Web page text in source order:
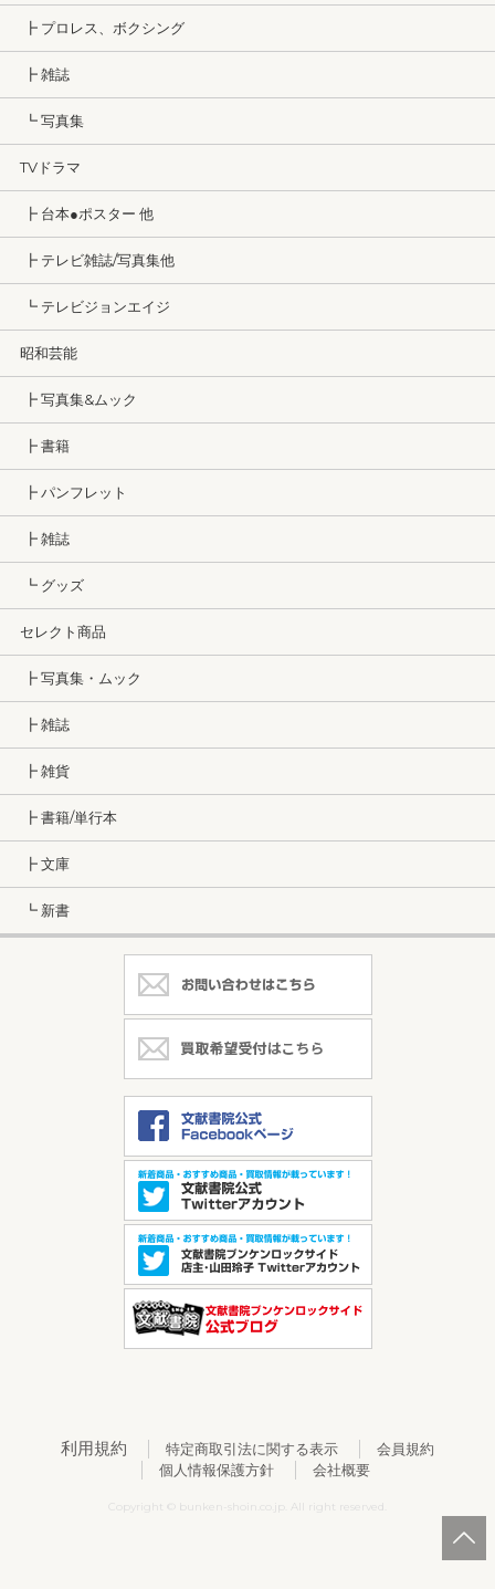
┣ プロレス、ボクシング
┣ 雑誌
┗ 写真集
TVドラマ
┣ 台本●ポスター 他
┣ テレビ雑誌/写真集他
┗ テレビジョンエイジ
昭和芸能
┣ 写真集&ムック
┣ 書籍
┣ パンフレット
┣ 雑誌
┗ グッズ
セレクト商品
┣ 写真集・ムック
┣ 雑誌
┣ 雑貨
┣ 書籍/単行本
┣ 文庫
┗ 新書
利用規約 特定商取引法に関する表示
会員規約
個人情報保護方針
会社概要
Copyright © bunken-shoin.co.jp. All right reserved.